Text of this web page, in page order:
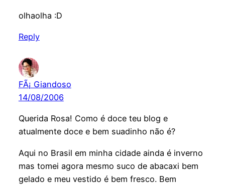
olhaolha :D
Reply
FÃ¡ Giandoso
14/08/2006
Querida Rosa! Como é doce teu blog e
atualmente doce e bem suadinho não é?
Aqui no Brasil em minha cidade ainda é inverno
mas tomei agora mesmo suco de abacaxi bem
gelado e meu vestido é bem fresco. Bem